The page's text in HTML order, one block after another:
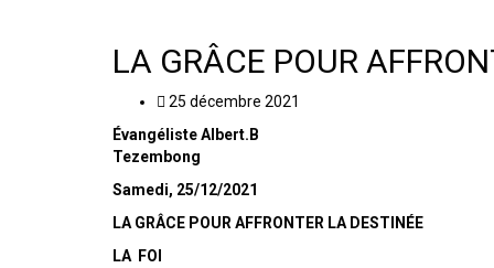
LA GRÂCE POUR
25 décembre 2021
Évangéliste Albert.B
Tezembong
Samedi, 25/12/2021
LA GRÂCE POUR AFFRONTER LA DESTINÉE
LA FOI